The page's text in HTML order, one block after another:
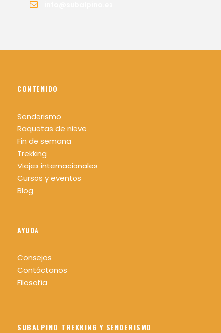
CONTENIDO
Senderismo
Raquetas de nieve
Fin de semana
Trekking
Viajes internacionales
Cursos y eventos
Blog
AYUDA
Consejos
Contáctanos
Filosofía
SUBALPINO TREKKING Y SENDERISMO